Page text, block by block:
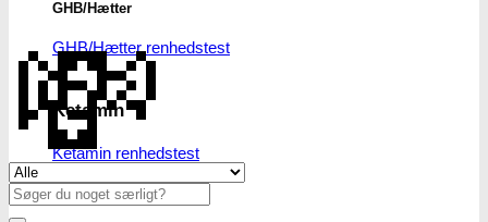
GHB/Hætter
GHB/Hætter renhedstest
Ketamin
Ketamin renhedstest
MCPP
💸
Se alle tilbud her
Søg
efter: